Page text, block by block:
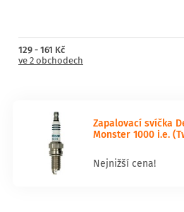
129 - 161 Kč
ve 2 obchodech
Zapalovací svíčka
Monster 1000 i.e.
Nejnižší cena!